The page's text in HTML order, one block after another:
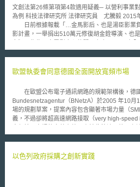
問責機制，以因應AI產品之風險並確保其決策之適當性。 四、於
能與實用性之前提下，盡可能確認、統計以及降低潛
進行測試時應同時考量其未來利用上可預見之風險。 六、持續維持AI
迭代（Iteration）、版本與改動之審查。 七、AI之建立目的、限制與設計之
含其維護相關紀錄之責任。
文創法第26條第項第4款適用疑義─ 以營利事業
為例 科技法律研究所 法律研究員 尤騰毅 2015年02月10日 壹、事實說明
日前根據報載「…金馬影后、也是湯臣影業
影計畫，一舉捐出510萬元修復胡金銓導演、也
捐款510萬，經濟日報，2014.07.28）。營利事
貳、法律評析 一、依所得稅法第36條第1款以專案核准方式辦理，得不受列
支，不受金額限制，包括財團法人法律扶助基金
等，參附錄一。以本案例而言，若能依所得稅法
以專案核准方式辦理，可享有無認列金額上限之
方式；惟本案捐贈款項有指定用途，捐贈人宜以
間之文創產業，其受捐贈目的與所得稅法第36條
歐盟執委會同意德國全面開放寬頻市場
在歐盟公布電子通訊網路的規範架構後，德
Bundesnetzagentur（BNetzA）於2005 年10月
場的規劃草案，提案內容包含顯著市場力量（
義，不過卻將超高速網路接取（very high-speed
頻接取市場的有效競爭，以及有可能影響具有顯
體服務的意願。因此此項草案在送交資訊社會媒
以色列政府採購之創新實踐